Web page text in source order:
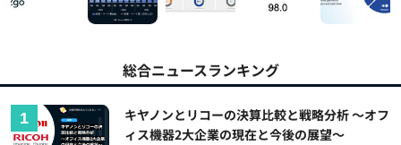
総合ニュースランキング
キヤノンとリコーの決算比較と戦略分析 ～オフ
ィス機器2大企業の現在と今後の展望～